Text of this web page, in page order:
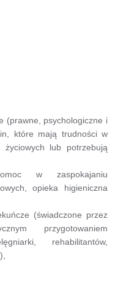
(prawne, psychologiczne i
które mają trudności w
życiowych lub potrzebują
w zaspokajaniu
opieka higieniczna
(świadczone przez
przygotowaniem
rehabilitantów,